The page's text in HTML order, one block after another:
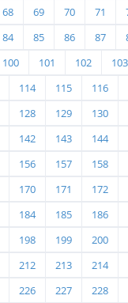
68 69 70 71
84 85 86 87
100 101 102
103
114 115
116
128 129
130
142 143
144
156 157
158
170 171
172
184 185
186
198 199
200
212 213
214
226 227
228